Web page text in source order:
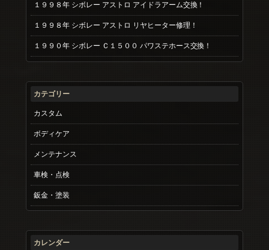
１９９８年 シボレー アストロ アイドラアーム交換！
１９９８年 シボレー アストロ リヤヒーター修理！
１９９０年 シボレー Ｃ１５００ パワステホース交換！
カテゴリー
カスタム
ボディケア
メンテナンス
車検・点検
鈑金・塗装
カレンダー